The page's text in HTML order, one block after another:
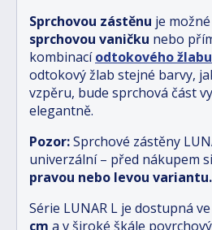
Sprchovou zástěnu je
sprchovou vaničku nebo
kombinací odtokového žlabu
odtokový žlab stejné barvy,
vzpěru, bude sprchová část
elegantně.
Pozor:Sprchové zástěny
univerzální – před nákupem
pravou nebo levou variantu.
Série LUNAR L je dostupná
cm a v široké škále